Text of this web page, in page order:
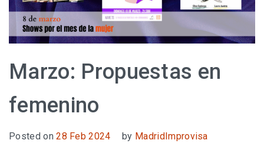
Marzo: Propuestas en
femenino
Posted on28 Feb 2024 by MadridImprovisa